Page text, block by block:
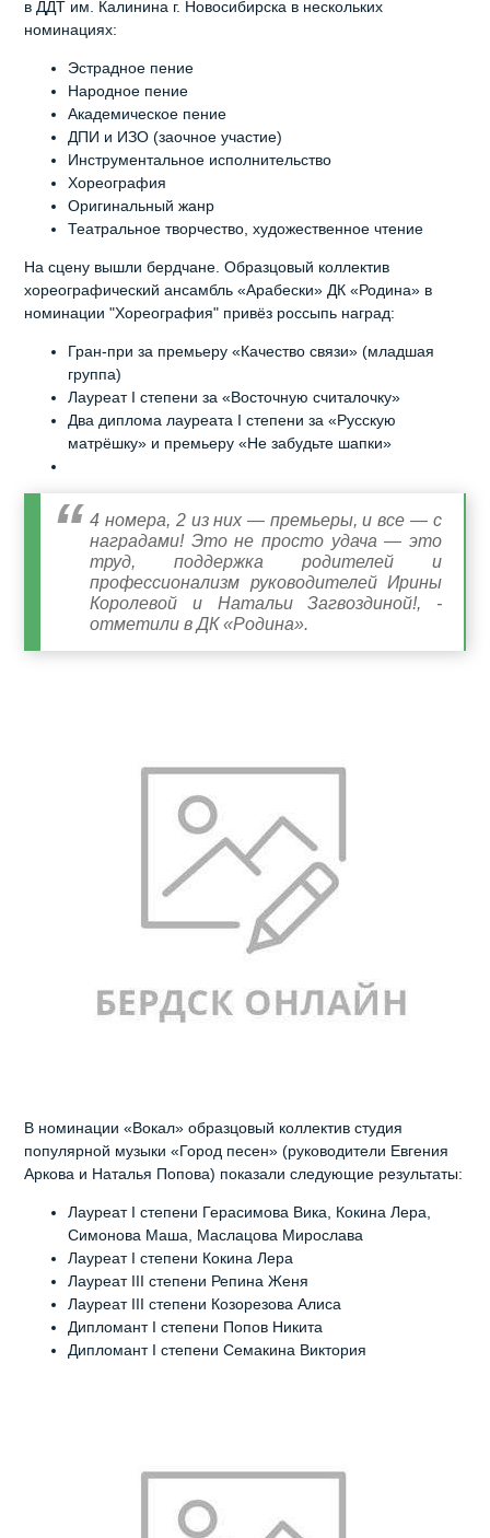
в ДДТ им. Калинина г. Новосибирска в нескольких
номинациях:
Эстрадное пение
Народное пение
Академическое пение
ДПИ и ИЗО (заочное участие)
Инструментальное исполнительство
Хореография
Оригинальный жанр
Театральное творчество, художественное чтение
На сцену вышли бердчане. Образцовый коллектив
хореографический ансамбль «Арабески» ДК «Родина» в
номинации "Хореография" привёз россыпь наград:
Гран-при за премьеру «Качество связи» (младшая
группа)
Лауреат I степени за «Восточную считалочку»
Два диплома лауреата I степени за «Русскую
матрёшку» и премьеру «Не забудьте шапки»
4 номера, 2 из них — премьеры, и все — с
наградами! Это не просто удача — это
труд, поддержка родителей и
профессионализм руководителей Ирины
Королевой и Натальи Загвоздиной!, -
отметили в ДК «Родина».
В номинации «Вокал» образцовый коллектив студия
популярной музыки «Город песен» (руководители Евгения
Аркова и Наталья Попова) показали следующие результаты:
Лауреат I степени Герасимова Вика, Кокина Лера,
Симонова Маша, Маслацова Мирослава
Лауреат I степени Кокина Лера
Лауреат III степени Репина Женя
Лауреат III степени Козорезова Алиса
Дипломант I степени Попов Никита
Дипломант I степени Семакина Виктория